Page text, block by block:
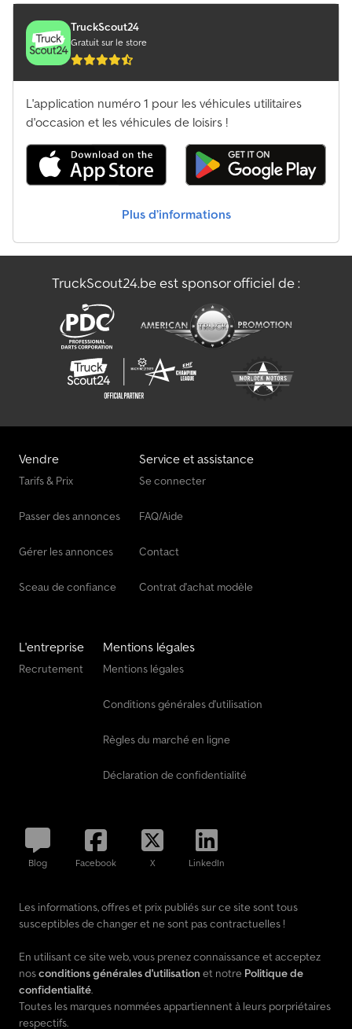
TruckScout24
Gratuit sur le store
L'application numéro 1 pour les véhicules utilitaires
d'occasion et les véhicules de loisirs !
Plus d’informations
TruckScout24.be est sponsor officiel de :
Vendre
Tarifs & Prix
Passer des annonces
Gérer les annonces
Sceau de confiance
Service et assistance
Se connecter
FAQ/Aide
Contact
Contrat d'achat modèle
L'entreprise
Recrutement
Mentions légales
Mentions légales
Conditions générales d'utilisation
Règles du marché en ligne
Déclaration de confidentialité
Blog Facebook X LinkedIn
Les informations, offres et prix publiés sur ce site sont tous
susceptibles de changer et ne sont pas contractuelles !
En utilisant ce site web, vous prenez connaissance et acceptez
nosconditions générales d'utilisation et notre Politique de
confidentialité.
Toutes les marques nommées appartiennent à leurs porpriétaires
respectifs.